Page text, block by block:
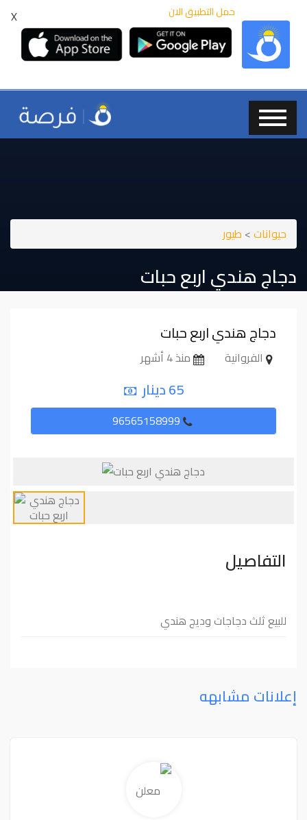
X حمل التطبيق الان
حيوانات> طيور
دجاج هندي اربع حبات
دجاج هندي اربع حبات
الفروانية منذ 4 أشهر
65 دينار
التفاصيل
للبيع ثلث دجاجات وديج هندي
إعلانات مشابهه